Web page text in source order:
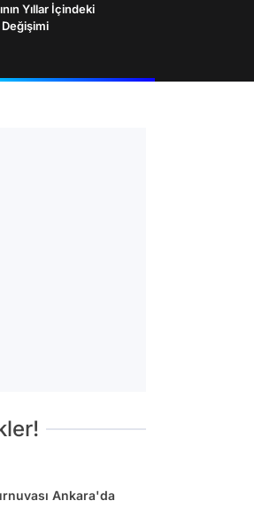
Yıllar İçindeki
Değişimi
Ankara'da